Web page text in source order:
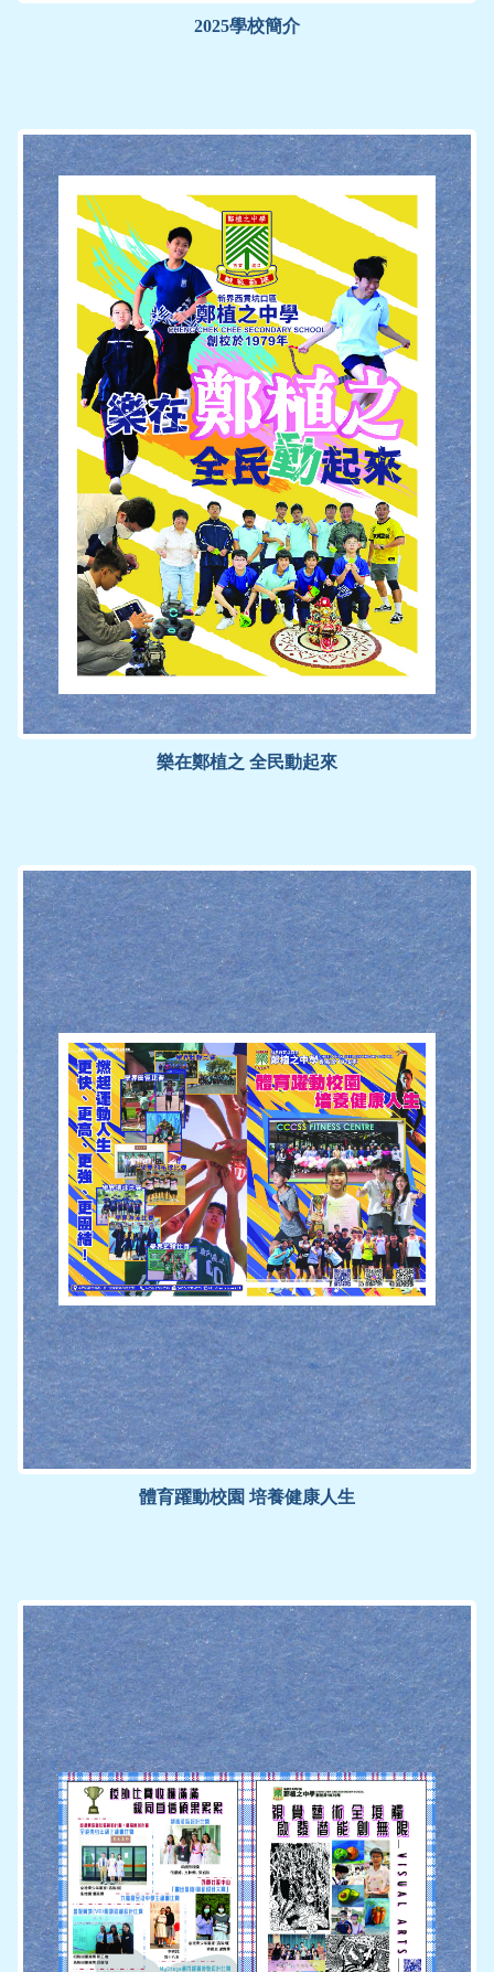
2025學校簡介
樂在鄭植之 全民動起來
體育躍動校園 培養健康人生